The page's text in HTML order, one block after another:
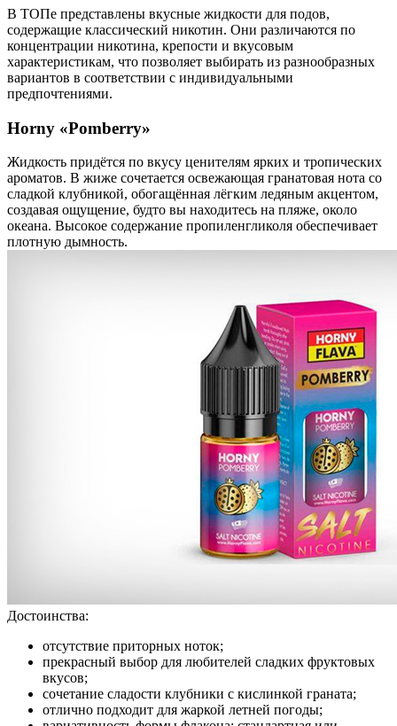
В ТОПе представлены вкусные жидкости для подов,
содержащие классический никотин. Они различаются по
концентрации никотина, крепости и вкусовым
характеристикам, что позволяет выбирать из разнообразных
вариантов в соответствии с индивидуальными
предпочтениями.
Horny «Pomberry»
Жидкость придётся по вкусу ценителям ярких и тропических
ароматов. В жиже сочетается освежающая гранатовая нота со
сладкой клубникой, обогащённая лёгким ледяным акцентом,
создавая ощущение, будто вы находитесь на пляже, около
океана. Высокое содержание пропиленгликоля обеспечивает
плотную дымность.
Достоинства:
отсутствие приторных ноток;
прекрасный выбор для любителей сладких фруктовых
вкусов;
сочетание сладости клубники с кислинкой граната;
отлично подходит для жаркой летней погоды;